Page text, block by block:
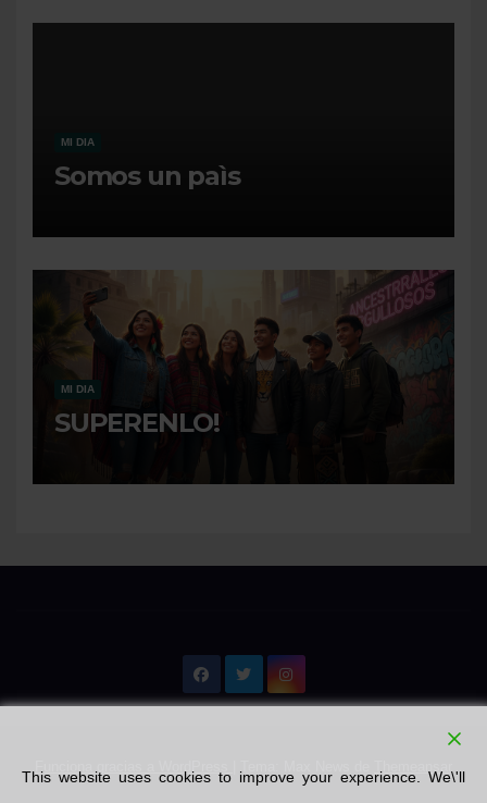
MI DIA
Somos un paìs
MI DIA
SUPERENLO!
This website uses cookies to improve your experience. We\'ll